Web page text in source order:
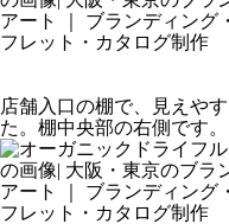
店舗入口の棚で、見えや
た。棚中央部の右側です。